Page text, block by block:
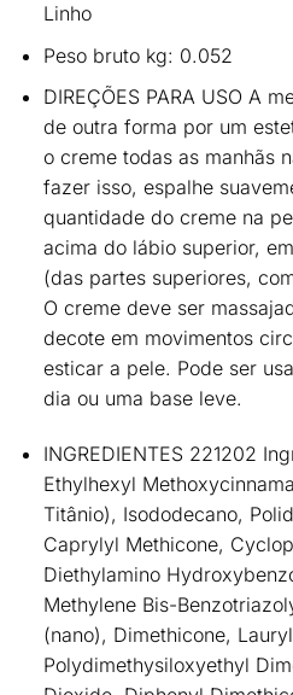
Linho
Peso bruto kg: 0.052
DIREÇÕES PARA USO A
de outra forma por um
o creme todas as manhãs
fazer isso, espalhe
quantidade do creme na
acima do lábio superior,
(das partes superiores,
O creme deve ser
decote em movimentos
esticar a pele. Pode ser
dia ou uma base leve.
INGREDIENTES 221202
Ethylhexyl
Titânio), Isododecano,
Caprylyl Methicone,
Diethylamino
Methylene Bis-
(nano), Dimethicone,
Polydimethysiloxyethyl